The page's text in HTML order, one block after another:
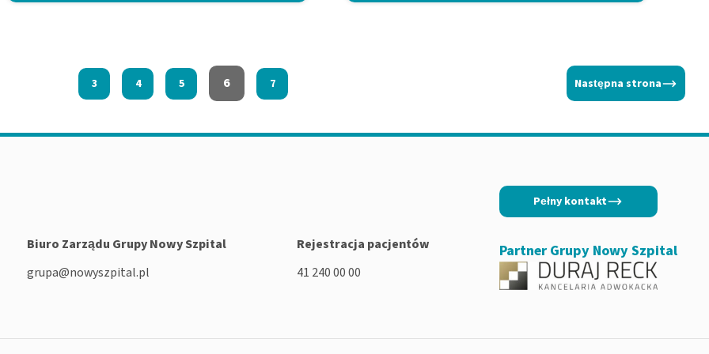
3 4 5 6 7 Następna strona
Biuro Zarządu Grupy Nowy Szpital
grupa@nowyszpital.pl
Rejestracja pacjentów
41 240 00 00
Pełny kontakt
Partner Grupy Nowy Szpital